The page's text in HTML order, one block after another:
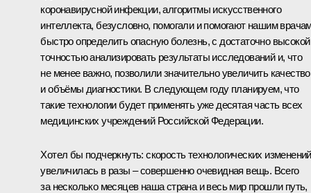
коронавирусной инфекции, алгоритмы искусственного
интеллекта, безусловно, помогали и помогают нашим
быстро определить опасную болезнь, с достаточно высокой
точностью анализировать результаты исследований и, что
не менее важно, позволили значительно увеличить качество
и объёмы диагностики. В следующем году планируем, что
такие технологии будет применять уже десятая часть всех
медицинских учреждений Российской Федерации.
Хотел бы подчеркнуть: скорость технологических изменений
увеличилась в разы – совершенно очевидная вещь. Всего
за несколько месяцев наша страна и весь мир прошли путь,